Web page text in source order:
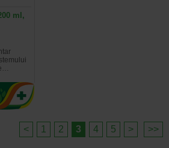
ml,
< 1 2 3 4 5 > >>